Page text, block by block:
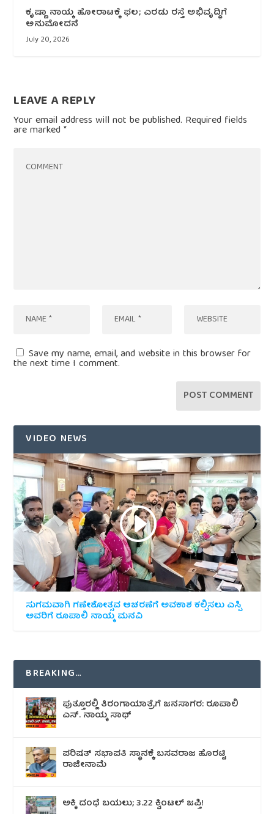
ಕೃಷ್ಣಾ ನಾಯ್ಕ ಹೋರಾಟಕ್ಕೆ ಫಲ; ಎರಡು ರಸ್ತೆ ಅಭಿವೃದ್ಧಿಗೆ
ಅನುಮೋದನೆ
July 20, 2026
LEAVE A REPLY
Your email address will not be published. Required fields
are marked*
Save my name, email, and website in this browser for
the next time I comment.
VIDEO NEWS
ಸುಗಮವಾಗಿ ಗಣೇಶೋತ್ಸವ ಆಚರಣೆಗೆ ಅವಕಾಶ ಕಲ್ಪಿಸಲು ಎಸ್ಪಿ
ಅವರಿಗೆ ರೂಪಾಲಿ ನಾಯ್ಕ ಮನವಿ
BREAKING…
ಪುತ್ತೂರಲ್ಲಿ ತಿರಂಗಾಯಾತ್ರೆಗೆ ಜನಸಾಗರ: ರೂಪಾಲಿ
ಎಸ್. ನಾಯ್ಕ ಸಾಥ್
ಪರಿಷತ್ ಸಭಾಪತಿ ಸ್ಥಾನಕ್ಕೆ ಬಸವರಾಜ ಹೊರಟ್ಟಿ
ರಾಜೀನಾಮೆ
ಅಕ್ಕಿ ದಂಧೆ ಬಯಲು; 3.22 ಕ್ವಿಂಟಲ್ ಜಪ್ತಿ!